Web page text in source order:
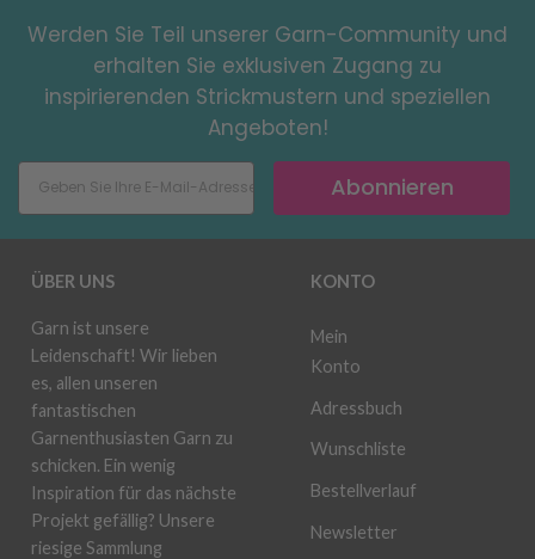
Werden Sie Teil unserer Garn-Community und
erhalten Sie exklusiven Zugang zu
inspirierenden Strickmustern und speziellen
Angeboten!
Abonnieren
ÜBER UNS
Garn ist unsere
Leidenschaft! Wir lieben
es, allen unseren
fantastischen
Garnenthusiasten Garn zu
schicken. Ein wenig
Inspiration für das nächste
Projekt gefällig? Unsere
riesige Sammlung
KONTO
Mein
Konto
Adressbuch
Wunschliste
Bestellverlauf
Newsletter